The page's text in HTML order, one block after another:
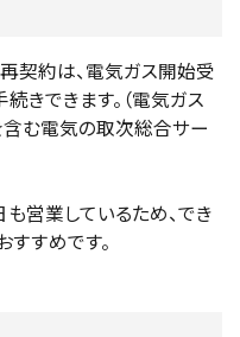
契約は、電気ガス開始受
続きできます。（電気ガス
む電気の取次総合サー
営業しているため、でき
すめです。